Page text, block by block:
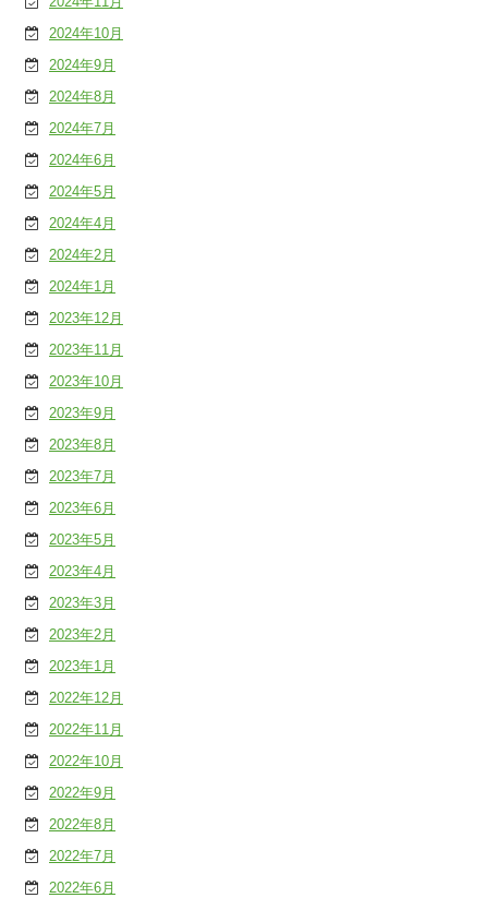
2024年10月
2024年9月
2024年8月
2024年7月
2024年6月
2024年5月
2024年4月
2024年2月
2024年1月
2023年12月
2023年11月
2023年10月
2023年9月
2023年8月
2023年7月
2023年6月
2023年5月
2023年4月
2023年3月
2023年2月
2023年1月
2022年12月
2022年11月
2022年10月
2022年9月
2022年8月
2022年7月
2022年6月